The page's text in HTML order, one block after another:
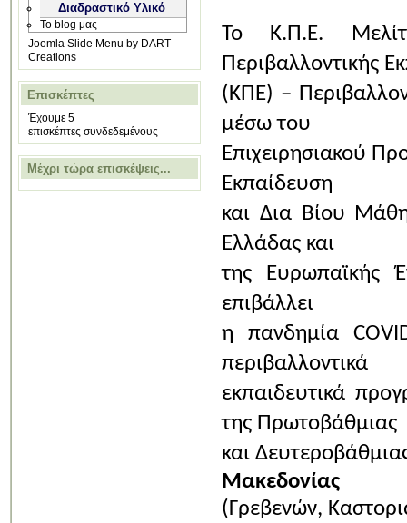
Διαδραστικό Υλικό
Το blog μας
Joomla Slide Menu by DART
Creations
Επισκέπτες
Έχουμε 5
επισκέπτες συνδεδεμένους
Μέχρι τώρα επισκέψεις...
Το Κ.Π.Ε.
Περιβαλλοντικής
(ΚΠΕ) –
μέσω του
Επιχειρησιακού
Εκπαίδευση
και Δια Βίου
Ελλάδας και
της Ευρωπαϊκής
επιβάλλει
η πανδημία
περιβαλλοντικά
εκπαιδευτικά
της Πρωτοβάθμιας
και
Μακεδονίας
(Γρεβενών,